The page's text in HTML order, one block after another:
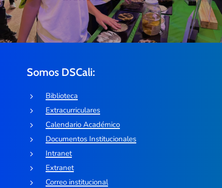
Somos DSCali:
Biblioteca
Extracurriculares
Calendario Académico
Documentos Institucionales
Intranet
Extranet
Correo institucional